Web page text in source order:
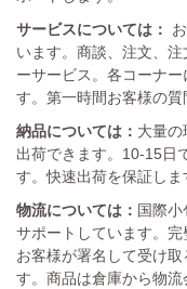
サービスについては：
います。商談、注文、
ーサービス。各コーナ
す。第一時間お客様の質
納品については： 大量
出荷できます。10-15日
す。快速出荷を保証しま
物流については： 国際
サポートしています。完
お客様が署名して受け
す。商品は倉庫から物